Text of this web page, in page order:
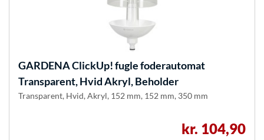
GARDENAClickUp! fugle foderautomat
Transparent, Hvid Akryl, Beholder
Transparent, Hvid, Akryl, 152 mm, 152 mm, 350 mm
kr. 104,90